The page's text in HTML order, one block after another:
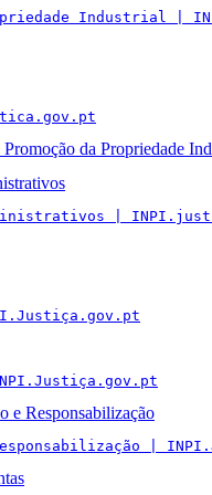
Industrial |
da Propriedade
|
e Responsabilização
|